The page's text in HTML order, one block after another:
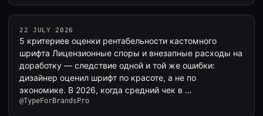
22 JULY 2026
5 критериев оценки рентабельности кастомного
шрифта Лицензионные споры и внезапные расходы на
доработку — следствие одной и той же ошибки:
дизайнер оценил шрифт по красоте, а не по
экономике. В 2026, когда средний чек в …
@TypeForBrandsPro